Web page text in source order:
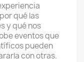
qué las
y qué nos
eventos que
pueden
con otras.